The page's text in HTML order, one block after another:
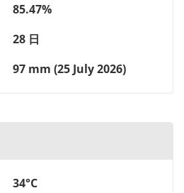
85.47%
28 日
97 mm (25 July 2026)
34°C